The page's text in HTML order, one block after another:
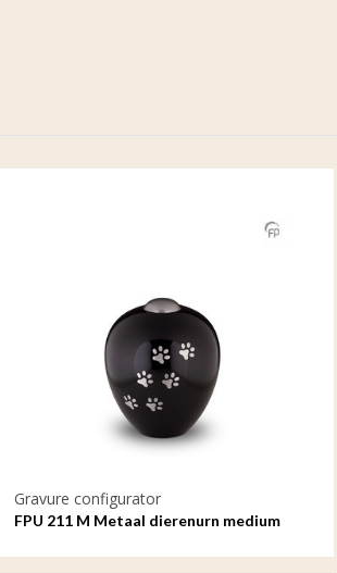
Gravure configurator
FPU 211 M Metaal dierenurn medium